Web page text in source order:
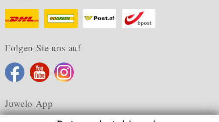
Folgen Sie uns auf
Juwelo App